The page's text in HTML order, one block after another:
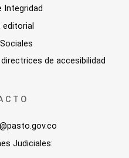
Integridad
editorial
de accesibilidad
Judiciales: